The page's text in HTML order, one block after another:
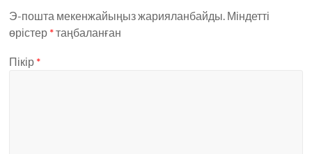
Э-пошта мекенжайыңыз жарияланбайды. Міндетті
өрістер *таңбаланған
Пікір *